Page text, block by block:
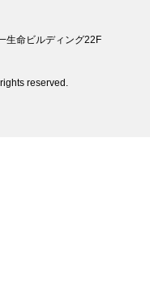
生命ビルディング22F
reserved.